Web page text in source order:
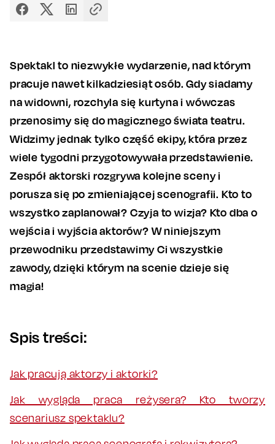
Spektakl to niezwykłe wydarzenie, nad którym
pracuje nawet kilkadziesiąt osób. Gdy siadamy
na widowni, rozchyla się kurtyna i wówczas
przenosimy się do magicznego świata teatru.
Widzimy jednak tylko część ekipy, która przez
wiele tygodni przygotowywała przedstawienie.
Zespół aktorski rozgrywa kolejne sceny i
porusza się po zmieniającej scenografii. Kto to
wszystko zaplanował? Czyja to wizja? Kto dba o
wejścia i wyjścia aktorów? W niniejszym
przewodniku przedstawimy Ci wszystkie
zawody, dzięki którym na scenie dzieje się
magia!
Spis treści:
Jak pracują aktorzy i aktorki?
Jak wygląda praca reżysera? Kto tworzy
scenariusz spektaklu?